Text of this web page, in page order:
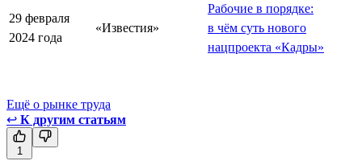
29 февраля
2024 года
«Известия»
Рабочие в порядке:
в чём суть нового
нацпроекта «Кадры»
Ещё о рынке труда
↩ К другим статьям
1